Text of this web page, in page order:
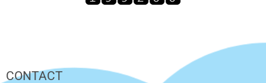
CONTACT